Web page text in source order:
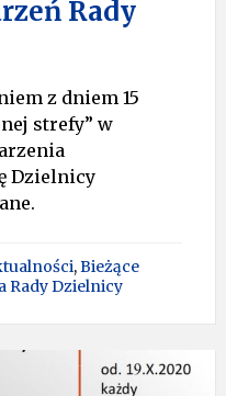
Rady
z dniem 15
strefy” w
Dzielnicy
,Bieżące
Rady Dzielnicy